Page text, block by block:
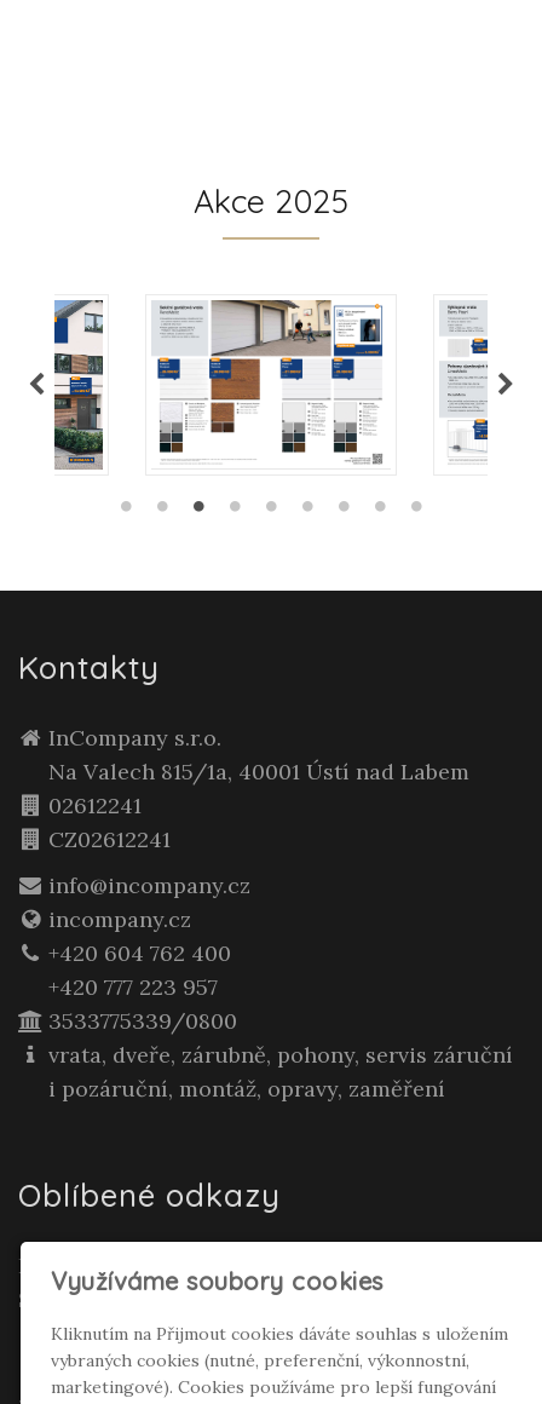
Akce 2025
Kontakty
InCompany s.r.o.
Na Valech 815/1a, 40001 Ústí nad Labem
02612241
CZ02612241
info@incompany.cz
incompany.cz
+420 604 762 400
+420 777 223 957
3533775339/0800
vrata, dveře, zárubně, pohony, servis záruční
i pozáruční, montáž, opravy, zaměření
Oblíbené odkazy
Realitní makléř Gepard Renata Polívková
Seifertová
Sociální sítě
Využíváme soubory cookies
Kliknutím na Přijmout cookies dáváte souhlas s uložením
vybraných cookies (nutné, preferenční, výkonnostní,
marketingové). Cookies používáme pro lepší fungování